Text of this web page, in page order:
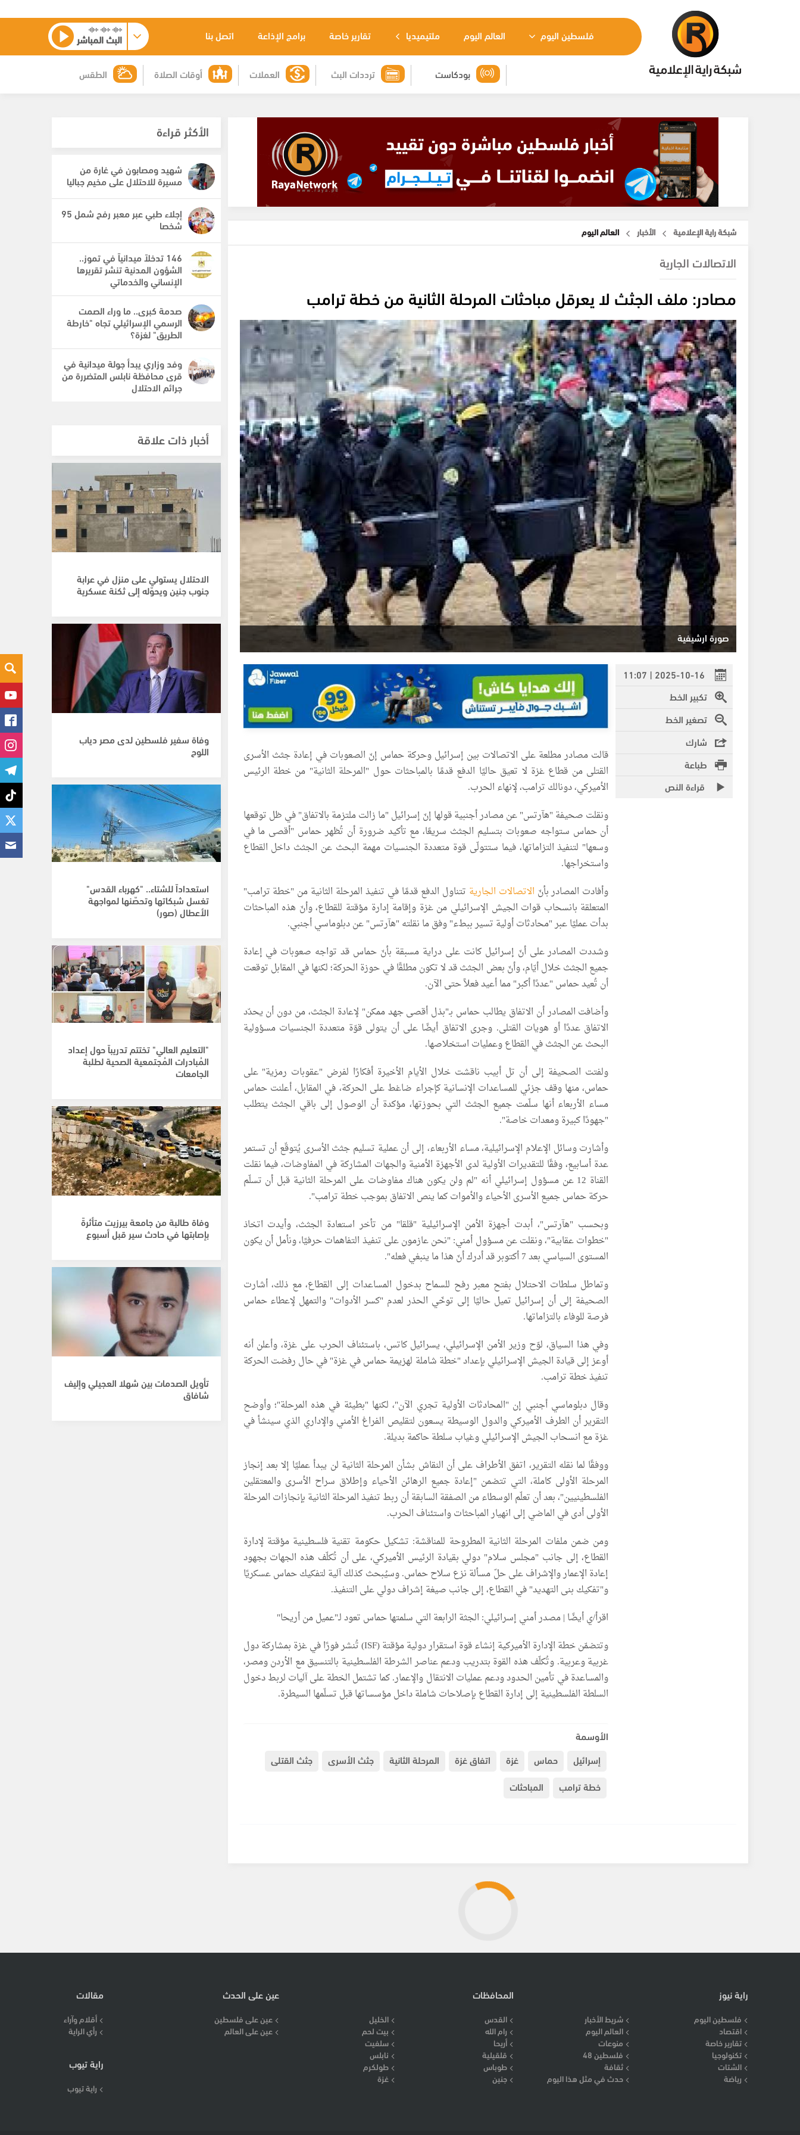
فلسطين اليوم العالم اليوم ملتيميديا تقارير خاصة برامج الإذاعة اتصل بنا البث المباشر
الطقس أوقات الصلاة العملات ترددات البث بودكاست
شبكة راية الإعلامية الأخبار العالم اليوم
الاتصالات الجارية
مصادر: ملف الجثث لا يعرقل مباحثات المرحلة الثانية من خطة ترامب
صورة ارشيفية
2025-10-16 | 11:07
تكبير الخط
تصغير الخط
شارك
طباعة
قراءة النص
قالت مصادر مطلعة على الاتصالات بين إسرائيل وحركة حماس إنّ الصعوبات في إعادة جثث الأسرى
القتلى من قطاع غزة لا تعيق حاليًا الدفع قدمًا بالمباحثات حول "المرحلة الثانية" من خطة الرئيس
الأميركي، دونالك ترامب، لإنهاء الحرب.
ونقلت صحيفة "هآرتس" عن مصادر أجنبية قولها إنّ إسرائيل "ما زالت ملتزمة بالاتفاق" في ظل توقعها
أن حماس ستواجه صعوبات بتسليم الجثث سريعًا، مع تأكيد ضرورة أن تُظهر حماس "أقصى ما في
وسعها" لتنفيذ التزاماتها، فيما ستتولّى قوة متعددة الجنسيات مهمة البحث عن الجثث داخل القطاع
واستخراجها.
وأفادت المصادر بأنّ الاتصالات الجارية تتناول الدفع قدمًا في تنفيذ المرحلة الثانية من "خطة ترامب"
المتعلقة بانسحاب قوات الجيش الإسرائيلي من غزة وإقامة إدارة مؤقتة للقطاع، وأنّ هذه المباحثات
بدأت عمليًا عبر "محادثات أولية تسير ببطء" وفق ما نقلته "هآرتس" عن دبلوماسي أجنبي.
وشددت المصادر على أنّ إسرائيل كانت على دراية مسبقة بأنّ حماس قد تواجه صعوبات في إعادة
جميع الجثث خلال أيّام، وأنّ بعض الجثث قد لا تكون مطلقًا في حوزة الحركة؛ لكنها في المقابل توقعت
أن تُعيد حماس "عددًا أكبر" مما أعيد فعلاً حتى الآن.
وأضافت المصادر أن الاتفاق يطالب حماس بـ"بذل أقصى جهد ممكن" لإعادة الجثث، من دون أن يحدّد
الاتفاق عددًا أو هويات القتلى. وجرى الاتفاق أيضًا على أن يتولى قوّة متعددة الجنسيات مسؤولية
البحث عن الجثث في القطاع وعمليات استخلاصها.
ولفتت الصحيفة إلى أن تل أبيب ناقشت خلال الأيام الأخيرة أفكارًا لفرض "عقوبات رمزية" على
حماس، منها وقف جزئي للمساعدات الإنسانية كإجراء ضاغط على الحركة، في المقابل، أعلنت حماس
مساء الأربعاء أنها سلّمت جميع الجثث التي بحوزتها، مؤكدة أن الوصول إلى باقي الجثث يتطلب
"جهودًا كبيرة ومعدات خاصة".
وأشارت وسائل الإعلام الإسرائيلية، مساء الأربعاء، إلى أن عملية تسليم جثث الأسرى يُتوقّع أن تستمر
عدة أسابيع، وفقًا للتقديرات الأولية لدى الأجهزة الأمنية والجهات المشاركة في المفاوضات، فيما نقلت
القناة 12 عن مسؤول إسرائيلي أنه "لم ولن يكون هناك مفاوضات على المرحلة الثانية قبل أن تسلّم
حركة حماس جميع الأسرى الأحياء والأموات كما ينص الاتفاق بموجب خطة ترامب".
وبحسب "هآرتس"، أبدت أجهزة الأمن الإسرائيلية "قلقا" من تأخر استعادة الجثث، وأيدت اتخاذ
"خطوات عقابية"، ونقلت عن مسؤول أمني: "نحن عازمون على تنفيذ التفاهمات حرفيًا، ونأمل أن يكون
المستوى السياسي بعد 7 أكتوبر قد أدرك أنّ هذا ما ينبغي فعله".
وتماطل سلطات الاحتلال بفتح معبر رفح للسماح بدخول المساعدات إلى القطاع، مع ذلك، أشارت
الصحيفة إلى أن إسرائيل تميل حاليًا إلى توخّي الحذر لعدم "كسر الأدوات" والتمهل لإعطاء حماس
فرصة للوفاء بالتزاماتها.
وفي هذا السياق، لوّح وزير الأمن الإسرائيلي، يسرائيل كاتس، باستئناف الحرب على غزة، وأعلن أنه
أوعز إلى قيادة الجيش الإسرائيلي بإعداد "خطة شاملة لهزيمة حماس في غزة" في حال رفضت الحركة
تنفيذ خطة ترامب.
وقال دبلوماسي أجنبي إن "المحادثات الأولية تجري الآن"، لكنها "بطيئة في هذه المرحلة"؛ وأوضح
التقرير أن الطرف الأميركي والدول الوسيطة يسعون لتقليص الفراغ الأمني والإداري الذي سينشأ في
غزة مع انسحاب الجيش الإسرائيلي وغياب سلطة حاكمة بديلة.
ووفقًا لما نقله التقرير، اتفق الأطراف على أن النقاش بشأن المرحلة الثانية لن يبدأ عمليًا إلا بعد إنجاز
المرحلة الأولى كاملة، التي تتضمن "إعادة جميع الرهائن الأحياء وإطلاق سراح الأسرى والمعتقلين
الفلسطينيين"، بعد أن تعلّم الوسطاء من الصفقة السابقة أن ربط تنفيذ المرحلة الثانية بإنجازات المرحلة
الأولى أدى في الماضي إلى انهيار المباحثات واستئناف الحرب.
ومن ضمن ملفات المرحلة الثانية المطروحة للمناقشة: تشكيل حكومة تقنية فلسطينية مؤقتة لإدارة
القطاع، إلى جانب "مجلس سلام" دولي بقيادة الرئيس الأميركي، على أن تُكلّف هذه الجهات بجهود
إعادة الإعمار والإشراف على حلّ مسألة نزع سلاح حماس. وسيُبحث كذلك آلية لتفكيك حماس عسكريًا
و"تفكيك بنى التهديد" في القطاع، إلى جانب صيغة إشراف دولي على التنفيذ.
اقرأ/ي أيضًا | مصدر أمني إسرائيلي: الجثة الرابعة التي سلمتها حماس تعود لـ"عميل من أريحا"
وتتضمّن خطة الإدارة الأميركية إنشاء قوة استقرار دولية مؤقتة (ISF) تُنشر فورًا في غزة بمشاركة دول
غربية وعربية. وتُكلّف هذه القوة بتدريب ودعم عناصر الشرطة الفلسطينية بالتنسيق مع الأردن ومصر،
والمساعدة في تأمين الحدود ودعم عمليات الانتقال والإعمار. كما تشتمل الخطة على آليات لربط دخول
السلطة الفلسطينية إلى إدارة القطاع بإصلاحات شاملة داخل مؤسساتها قبل تسلّمها السيطرة.
الأوسمة
إسرائيل
حماس غزة اتفاق غزة المرحلة الثانية جثث الأسرى
جثث القتلى
خطة ترامب
المباحثات
الأكثر قراءة
شهيد ومصابون في غارة من
مسيرة للاحتلال على مخيم جباليا
إجلاء طبي عبر معبر رفح شمل 95
شخصا
146 تدخلاً ميدانياً في تموز..
الشؤون المدنية تنشر تقريرها
الإنساني والخدماتي
صدمة كبرى.. ما وراء الصمت
الرسمي الإسرائيلي تجاه "خارطة
الطريق" لغزة؟
وفد وزاري يبدأ جولة ميدانية في
قرى محافظة نابلس المتضررة من
جرائم الاحتلال
أخبار ذات علاقة
الاحتلال يستولي على منزل في عرابة
جنوب جنين ويحوّله إلى ثكنة عسكرية
وفاة سفير فلسطين لدى مصر دياب
اللوح
استعداداً للشتاء.. "كهرباء القدس"
تغسل شبكاتها وتحصّنها لمواجهة
الأعطال (صور)
"التعليم العالي" تختتم تدريباً حول إعداد
المُبادرات المُجتمعية الصحية لطلبة
الجامعات
وفاة طالبة من جامعة بيرزيت متأثرةً
بإصابتها في حادث سير قبل أسبوع
تأويل الصدمات بين شهلا العجيلي وإليف
شافاق
راية نيوز
فلسطين اليوم
شريط الأخبار
اقتصاد
العالم اليوم
تقارير خاصة
منوعات
تكنولوجيا
فلسطين 48
الشتات
ثقافة
رياضة
حدث في مثل هذا اليوم
المحافظات
القدس
الخليل
رام الله
بيت لحم
أريحا
سلفيت
قلقيلية
نابلس
طوباس
طولكرم
جنين
غزة
عين على الحدث
عين على فلسطين
عين على العالم
مقالات
أقلام وآراء
رأي الراية
راية تيوب
راية تيوب